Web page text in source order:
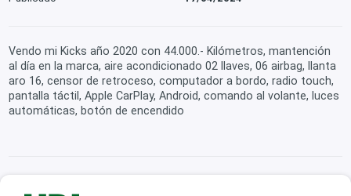
Vendo mi Kicks año 2020 con 44.000.- Kilómetros, mantención
al día en la marca, aire acondicionado 02 llaves, 06 airbag, llanta
aro 16, censor de retroceso, computador a bordo, radio touch,
pantalla táctil, Apple CarPlay, Android, comando al volante, luces
automáticas, botón de encendido